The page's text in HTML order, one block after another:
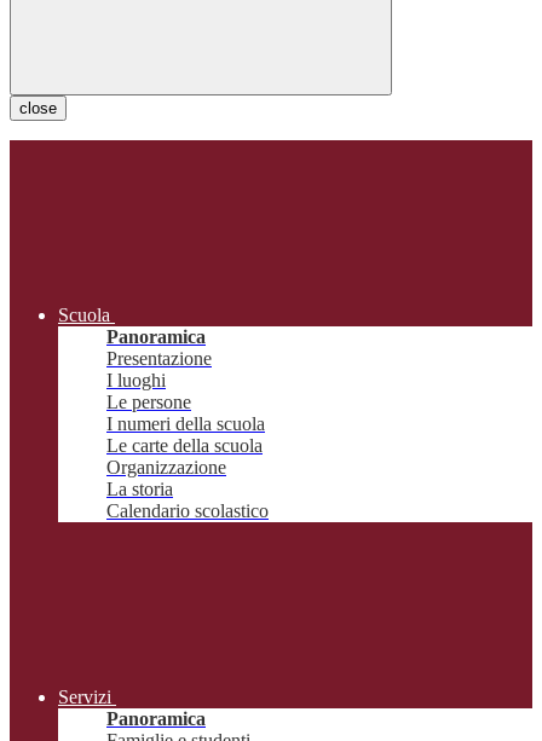
close
Scuola
Panoramica
Presentazione
I luoghi
Le persone
I numeri della scuola
Le carte della scuola
Organizzazione
La storia
Calendario scolastico
Servizi
Panoramica